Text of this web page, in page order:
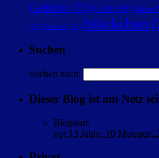
Gedicht (73) Geld (39) Hakan
(13) Silvester (13) Stöckchen
Suchen
Suchen nach:
Dieser Blog ist am Netz
Blogstart:
vor 13 Jahre, 10 Monaten,